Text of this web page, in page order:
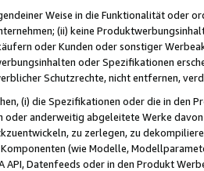
Weise in die Funktionalität oder
(ii) keine
oder Kunden oder sonstiger
oder Spezifikationen
Schutzrechte, nicht entfernen,
(i) die Spezifikationen oder die in
oder anderweitig abgeleitete Werke
zu zerlegen, zu
(wie Modelle,
API, Datenfeeds oder in den Produkt